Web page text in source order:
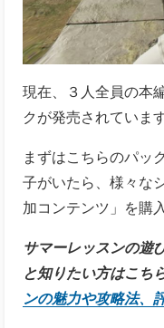
現在、３人全員の本
クが発売されています
まずはこちらのパッ
子がいたら、様々な
加コンテンツ」を購
サマーレッスンの遊
と知りたい方はこち
ンの魅力や攻略法、